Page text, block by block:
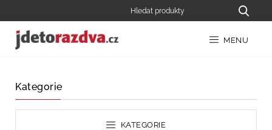
MENU
Kategorie
KATEGORIE